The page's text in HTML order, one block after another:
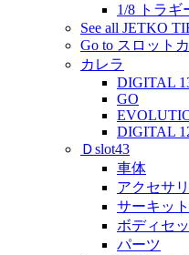
1/8 トラギ
See all JETKO
Go to スロット
カレラ
DIGITAL
GO
DIGITAL
Ｄslot43
車体
アクセサ
サーキット
ボディセ
パーツ